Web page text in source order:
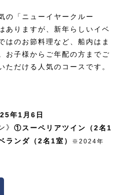
の「ニューイヤークルー
ありますが、新年らしいイベ
はのお節料理など、船内はま
お子様からご年配の方までご
ただける人気のコースです。
年1月6日
》 ①スーペリアツイン（2名1
ランダ（2名1室）
※2024年